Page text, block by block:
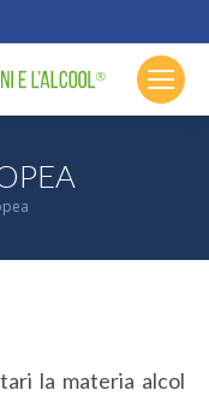
la materia alcol